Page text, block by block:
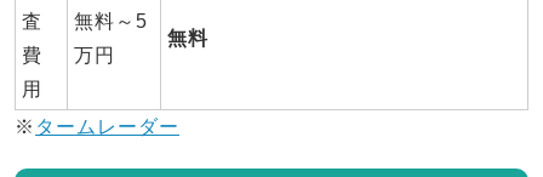
査
費
用
無料～5
万円
無料
※ タームレーダー